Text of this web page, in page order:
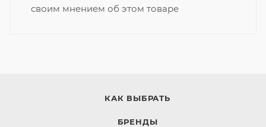
своим мнением об этом товаре
КАК ВЫБРАТЬ
БРЕНДЫ